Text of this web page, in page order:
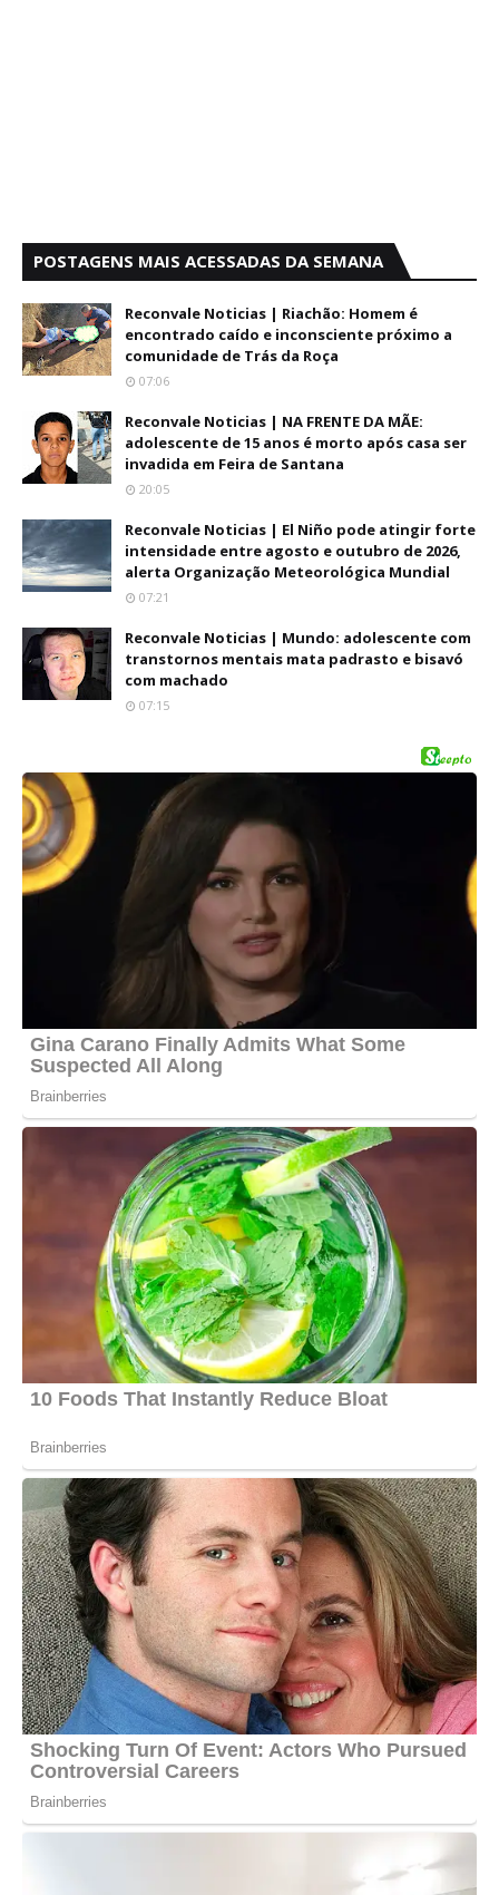
POSTAGENS MAIS ACESSADAS DA SEMANA
Reconvale Noticias | Riachão: Homem é
encontrado caído e inconsciente próximo a
comunidade de Trás da Roça
07:06
Reconvale Noticias | NA FRENTE DA MÃE:
adolescente de 15 anos é morto após casa ser
invadida em Feira de Santana
20:05
Reconvale Noticias | El Niño pode atingir forte
intensidade entre agosto e outubro de 2026,
alerta Organização Meteorológica Mundial
07:21
Reconvale Noticias | Mundo: adolescente com
transtornos mentais mata padrasto e bisavó
com machado
07:15